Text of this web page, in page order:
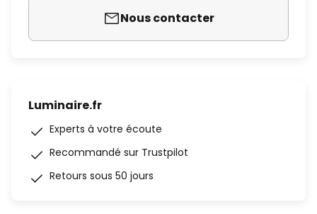
Nous contacter
Luminaire.fr
Experts à votre écoute
Recommandé sur Trustpilot
Retours sous 50 jours